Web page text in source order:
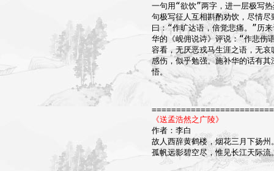
一句用“欲饮”两字，进一层极写
句极写征人互相斟酌劝饮，尽情
曰：“作旷达语，倍觉悲痛。”历
华的《岘佣说诗》评说：“作悲伤
容看，无厌恶戎马生涯之语，无
感伤，似乎勉强。施补华的话有
悟。
《送孟浩然之广陵》
作者：李白
故人西辞黄鹤楼，烟花三月下扬州
孤帆远影碧空尽，惟见长江天际流